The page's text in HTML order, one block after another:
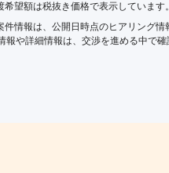
望額は税抜き価格で表示しています。
情報は、公開日時点のヒアリング情
報や詳細情報は、交渉を進める中で確